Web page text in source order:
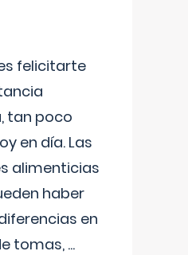
felicitarte
tan poco
en día. Las
alimenticias
haber
en
tomas, ...